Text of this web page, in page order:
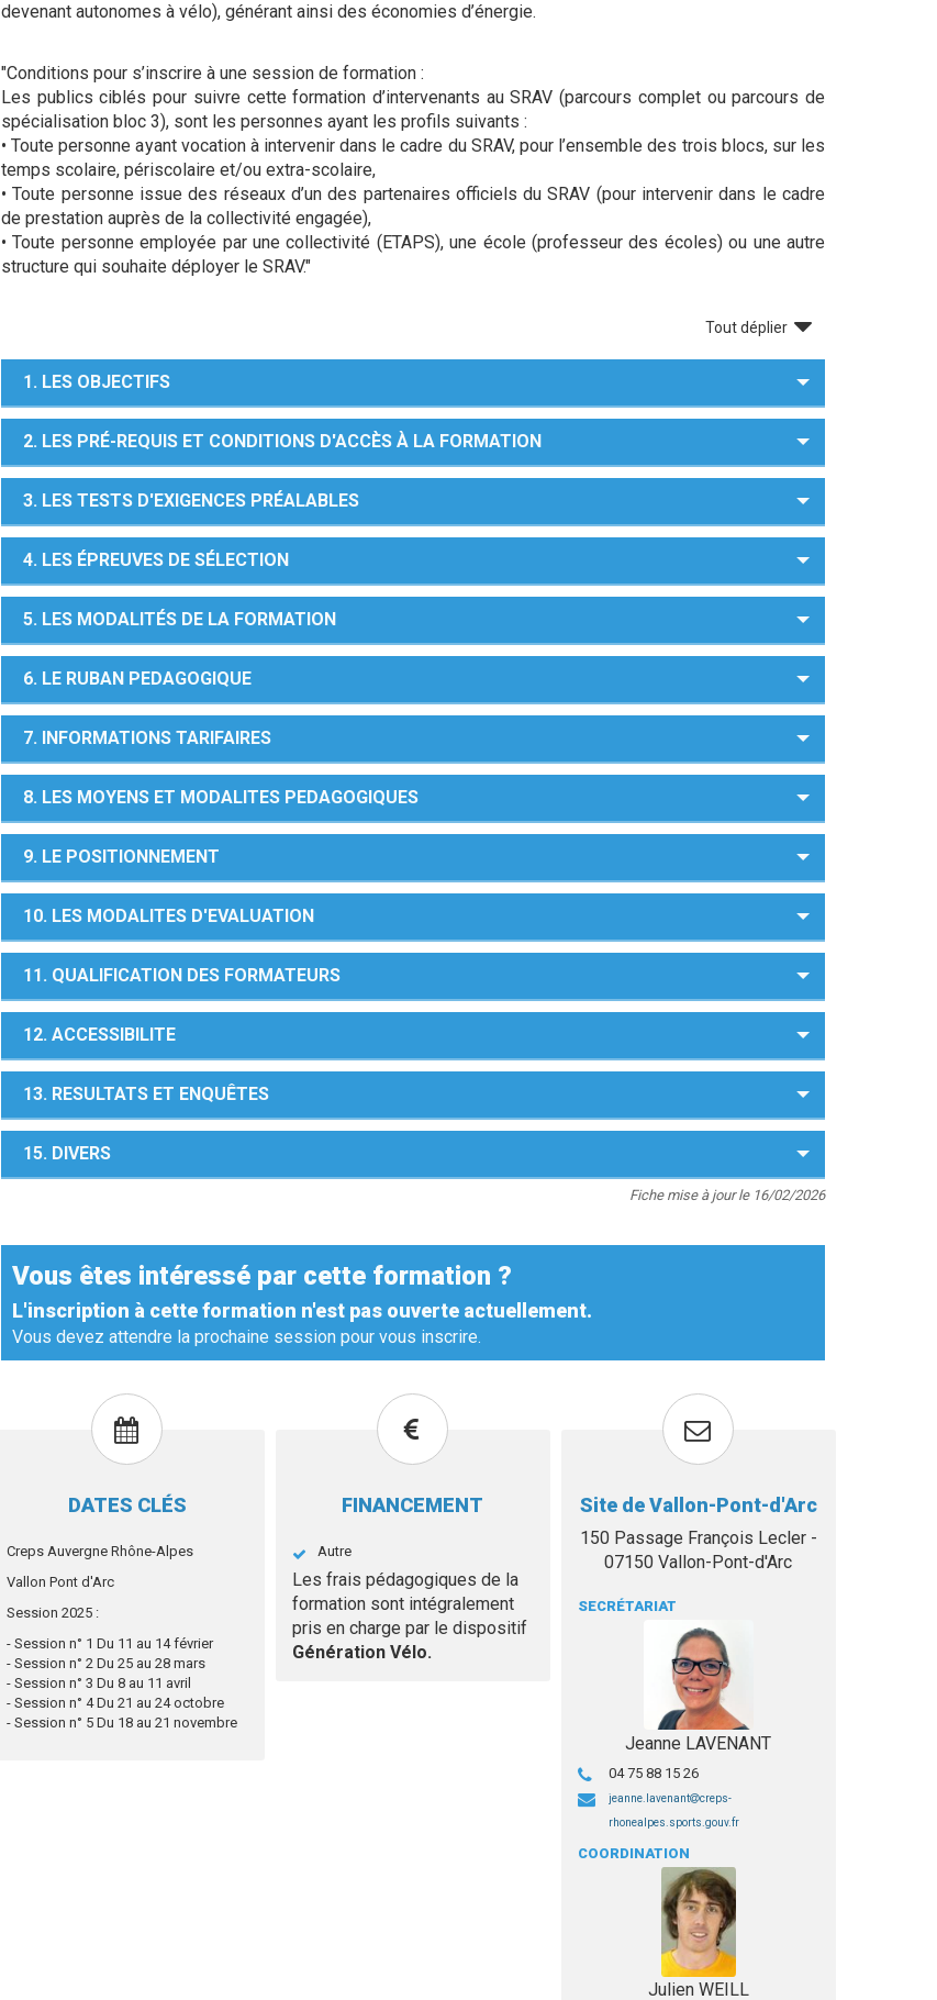
devenant autonomes à vélo), générant ainsi des économies d’énergie.
"Conditions pour s’inscrire à une session de formation :
Les publics ciblés pour suivre cette formation d’intervenants au SRAV (parcours complet ou parcours de
spécialisation bloc 3), sont les personnes ayant les profils suivants :
• Toute personne ayant vocation à intervenir dans le cadre du SRAV, pour l’ensemble des trois blocs, sur les
temps scolaire, périscolaire et/ou extra-scolaire,
• Toute personne issue des réseaux d’un des partenaires officiels du SRAV (pour intervenir dans le cadre
de prestation auprès de la collectivité engagée),
• Toute personne employée par une collectivité (ETAPS), une école (professeur des écoles) ou une autre
structure qui souhaite déployer le SRAV."
Tout déplier
1. LES OBJECTIFS
2. LES PRÉ-REQUIS ET CONDITIONS D'ACCÈS À LA FORMATION
3. LES TESTS D'EXIGENCES PRÉALABLES
4. LES ÉPREUVES DE SÉLECTION
5. LES MODALITÉS DE LA FORMATION
6. LE RUBAN PEDAGOGIQUE
7. INFORMATIONS TARIFAIRES
8. LES MOYENS ET MODALITES PEDAGOGIQUES
9. LE POSITIONNEMENT
10. LES MODALITES D'EVALUATION
11. QUALIFICATION DES FORMATEURS
12. ACCESSIBILITE
13. RESULTATS ET ENQUÊTES
15. DIVERS
Fiche mise à jour le 16/02/2026
Vous êtes intéressé par cette formation ?
L'inscription à cette formation n'est pas ouverte actuellement.
Vous devez attendre la prochaine session pour vous inscrire.
DATES CLÉS
Creps Auvergne Rhône-Alpes
Vallon Pont d'Arc
Session 2025 :
- Session n° 1 Du 11 au 14 février
- Session n° 2 Du 25 au 28 mars
- Session n° 3 Du 8 au 11 avril
- Session n° 4 Du 21 au 24 octobre
- Session n° 5 Du 18 au 21 novembre
FINANCEMENT
Autre
Les frais pédagogiques de la
formation sont intégralement
pris en charge par le dispositif
Génération Vélo.
Site de Vallon-Pont-d'Arc
150 Passage François Lecler -
07150 Vallon-Pont-d'Arc
SECRÉTARIAT
Jeanne LAVENANT
04 75 88 15 26
jeanne.lavenant
creps-
rhonealpes.sports.gouv.fr
COORDINATION
Julien WEILL